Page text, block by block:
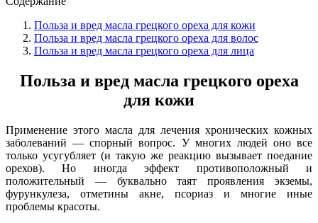
Польза и вред масла грецкого ореха для кожи
Польза и вред масла грецкого ореха для волос
Польза и вред масла грецкого ореха для лица
Польза и вред масла грецкого ореха
для кожи
Применение этого масла для лечения хронических кожных
заболеваний — спорный вопрос. У многих людей оно все
только усугубляет (и такую же реакцию вызывает поедание
орехов). Но иногда эффект противоположный и
положительный — буквально таят проявления экземы,
фурункулеза, отметины акне, псориаз и многие иные
проблемы красоты.